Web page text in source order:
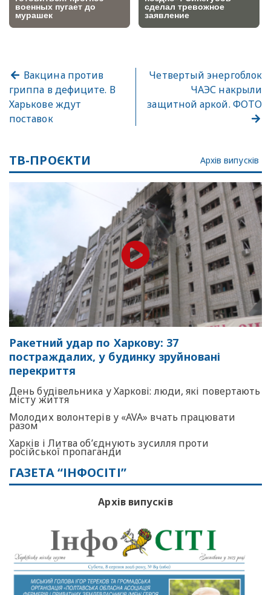
Вакцина против
гриппа в дефиците. В
Харькове ждут
поставок
Четвертый энергоблок
ЧАЭС накрыли
защитной аркой. ФОТО
ТВ-ПРОЄКТИ Архів випусків
Ракетний удар по Харкову: 37
постраждалих, у будинку зруйновані
перекриття
День будівельника у Харкові: люди, які повертають
місту життя
Молодих волонтерів у «AVA» вчать працювати
разом
Харків і Литва об’єднують зусилля проти
російської пропаганди
ГАЗЕТА “ІНФОСІТІ”
Архів випусків